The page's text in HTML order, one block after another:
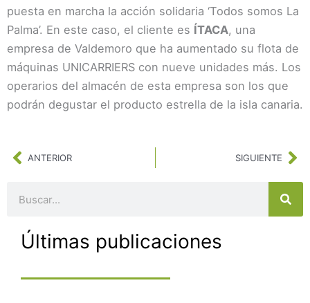
puesta en marcha la acción solidaria ‘Todos somos La
Palma’. En este caso, el cliente es ÍTACA, una
empresa de Valdemoro que ha aumentado su flota de
máquinas UNICARRIERS con nueve unidades más. Los
operarios del almacén de esta empresa son los que
podrán degustar el producto estrella de la isla canaria.
AntANTERIOR SIGUIENTE
Últimas publicaciones